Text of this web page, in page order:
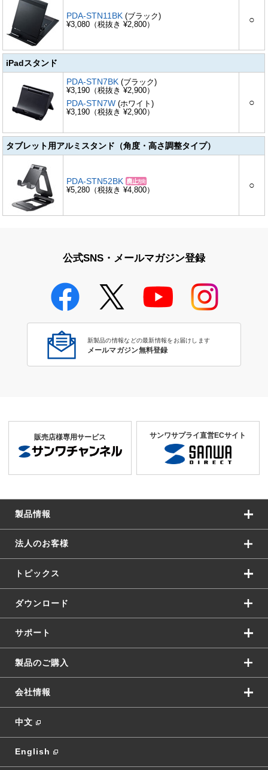
PDA-STN11BK (ブラック)
¥3,080（税抜き ¥2,800）
○
iPadスタンド
PDA-STN7BK (ブラック)
¥3,190（税抜き ¥2,900）
PDA-STN7W (ホワイト)
¥3,190（税抜き ¥2,900）
○
タブレット用アルミスタンド（角度・高さ調整タイプ）
PDA-STN52BK
¥5,280（税抜き ¥4,800） ○
公式SNS・メールマガジン登録
新製品の情報などの最新情報をお届けします
メールマガジン無料登録
販売店様専用サービス サンワサプライ直営ECサイト
製品情報
法人のお客様
トピックス
ダウンロード
サポート
製品のご購入
会社情報
中文
English